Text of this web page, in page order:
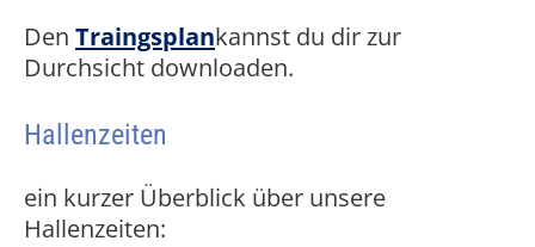
Den Traingsplankannst du dir zur
Durchsicht downloaden.
Hallenzeiten
ein kurzer Überblick über unsere
Hallenzeiten: